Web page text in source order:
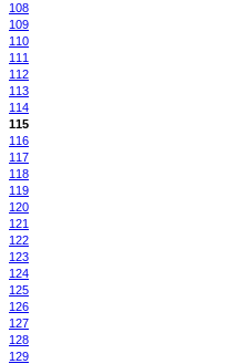
108
109
110
111
112
113
114
115
116
117
118
119
120
121
122
123
124
125
126
127
128
129